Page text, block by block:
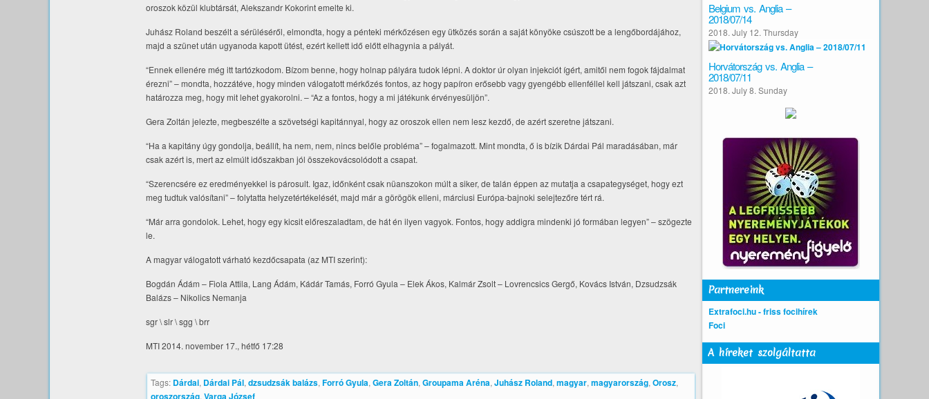
oroszok közül klubtársát, Alekszandr Kokorint emelte ki.
Juhász Roland beszélt a sérüléséről, elmondta, hogy a pénteki mérkőzésen egy ütközés során a saját könyöke csúszott be a lengőbordájához,
majd a szünet után ugyanoda kapott ütést, ezért kellett idő előtt elhagynia a pályát.
“Ennek ellenére még itt tartózkodom. Bízom benne, hogy holnap pályára tudok lépni. A doktor úr olyan injekciót ígért, amitől nem fogok fájdalmat
érezni” – mondta, hozzátéve, hogy minden válogatott mérkőzés fontos, az hogy papíron erősebb vagy gyengébb ellenféllel kell játszani, csak azt
határozza meg, hogy mit lehet gyakorolni. – “Az a fontos, hogy a mi játékunk érvényesüljön”.
Gera Zoltán jelezte, megbeszélte a szövetségi kapitánnyal, hogy az oroszok ellen nem lesz kezdő, de azért szeretne játszani.
“Ha a kapitány úgy gondolja, beállít, ha nem, nem, nincs belőle probléma” – fogalmazott. Mint mondta, ő is bízik Dárdai Pál maradásában, már
csak azért is, mert az elmúlt időszakban jól összekovácsolódott a csapat.
“Szerencsére ez eredményekkel is párosult. Igaz, időnként csak nüanszokon múlt a siker, de talán éppen az mutatja a csapategységet, hogy ezt
meg tudtuk valósítani” – folytatta helyzetértékelését, majd már a görögök elleni, márciusi Európa-bajnoki selejtezőre tért rá.
“Már arra gondolok. Lehet, hogy egy kicsit előreszaladtam, de hát én ilyen vagyok. Fontos, hogy addigra mindenki jó formában legyen” – szögezte
le.
A magyar válogatott várható kezdőcsapata (az MTI szerint):
Bogdán Ádám – Fiola Attila, Lang Ádám, Kádár Tamás, Forró Gyula – Elek Ákos, Kalmár Zsolt – Lovrencsics Gergő, Kovács István, Dzsudzsák
Balázs – Nikolics Nemanja
sgr \ slr \ sgg \ brr
MTI 2014. november 17., hétfő 17:28
Tags: Dárdai, Dárdai Pál, dzsudzsák balázs, Forró Gyula, Gera Zoltán, Groupama Aréna, Juhász Roland, magyar, magyarország, Orosz,
oroszország, Varga József
Belgium vs. Anglia –
2018/07/14
2018. July 12. Thursday
Horvátország vs. Anglia –
2018/07/11
2018. July 8. Sunday
Partnereink
Extrafoci.hu - friss focihírek
Foci
A híreket szolgáltatta